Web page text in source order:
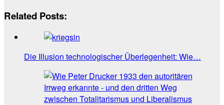
Related Posts:
Die Illusion technologischer Überlegenheit: Wie…